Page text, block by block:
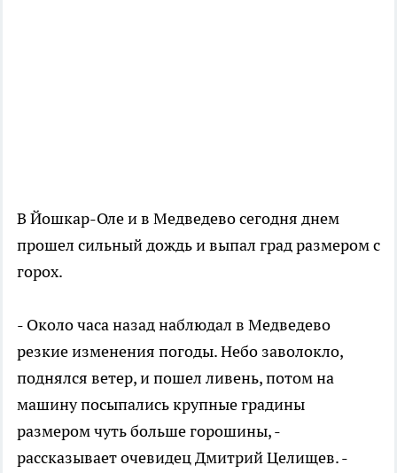
В Йошкар-Оле и в Медведево сегодня днем
прошел сильный дождь и выпал град размером с
горох.
- Около часа назад наблюдал в Медведево
резкие изменения погоды. Небо заволокло,
поднялся ветер, и пошел ливень, потом на
машину посыпались крупные градины
размером чуть больше горошины, -
рассказывает очевидец Дмитрий Целищев. -